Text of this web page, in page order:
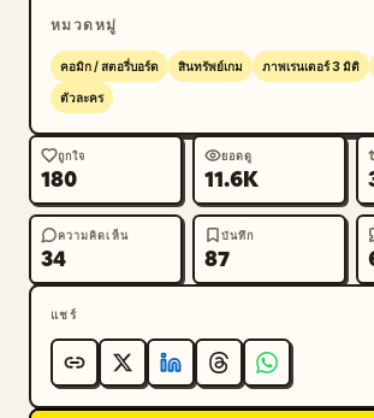
ออกแบบมา
กระบวนการเรนเดอร์:
ใช้กระบวนการเรนเดอร์แบบมิกซ์เรียลลิตี้ที่ผ
จัดการสภาพแวดล้อมแบบภาพถ่ายจริงเข้ากั
และการจัดองค์ประกอบตัวละครแบบไฮบริด
เงาแบบคนแสดงจริงบนใบหน้าและพื้นหลัง
ด้วยเสื้อผ้าการ์ตูน รูปทรงเอฟเฟกต์คอมิก แ
ภาพวาดที่มีการควบคุมเส้นขอบที่คมชัดและก
สะอาดตา ผลลัพธ์สุดท้ายต้องให้ความรู้สึกเ
และไม่ใช่ภาพถ่ายทั่วไป
หมวดหมู่
คอมิก / สตอรี่บอร์ด สินทรัพย์เกม ภาพเรนเดอร์ 3 มิติ
ตัวละคร
ถูกใจ
180
ยอดดู
11.6K
ความคิดเห็น
34
บันทึก
87
แชร์